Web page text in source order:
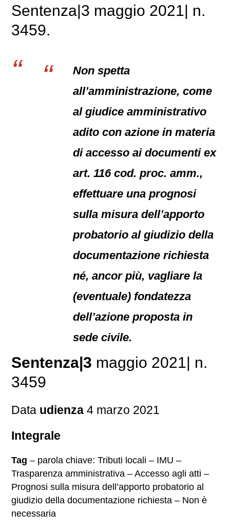
Sentenza|3 maggio 2021| n.
3459.
Non spetta
all’amministrazione, come
al giudice amministrativo
adito con azione in materia
di accesso ai documenti ex
art. 116 cod. proc. amm.,
effettuare una prognosi
sulla misura dell’apporto
probatorio al giudizio della
documentazione richiesta
né, ancor più, vagliare la
(eventuale) fondatezza
dell’azione proposta in
sede civile.
Sentenza|3 maggio 2021| n.
3459
Data udienza 4 marzo 2021
Integrale
Tag – parola chiave: Tributi locali – IMU –
Trasparenza amministrativa – Accesso agli atti –
Prognosi sulla misura dell’apporto probatorio al
giudizio della documentazione richiesta – Non è
necessaria